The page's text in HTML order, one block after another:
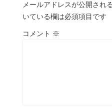
メールアドレスが公開され
いている欄は必須項目です
コメント ※